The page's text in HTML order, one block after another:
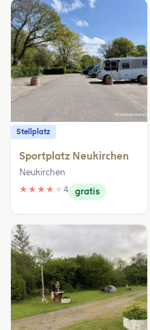
Stellplatz
Sportplatz Neukirchen
Neukirchen
★ ★ ★ ★ ★ 4 gratis